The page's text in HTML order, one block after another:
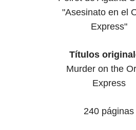
Títulos
Murder on the
Express
240 páginas